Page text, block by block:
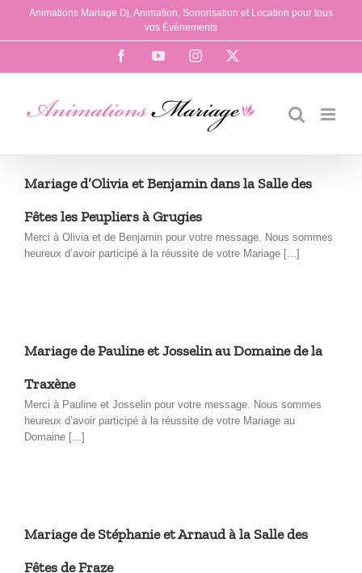
Passer
contenu
Animations Mariage Dj, Animation, Sonorisation et Location pour tous
vos Événements
FacebookYouTubeInstagram
Mariage d’Olivia et Benjamin dans la Salle des
Fêtes les Peupliers à Grugies
Merci à Olivia et de Benjamin pour votre message. Nous sommes
heureux d’avoir participé à la réussite de votre Mariage [...]
Mariage de Pauline et Josselin au Domaine de la
Traxène
Merci à Pauline et Josselin pour votre message. Nous sommes
heureux d’avoir participé à la réussite de votre Mariage au
Domaine [...]
Mariage de Stéphanie et Arnaud à la Salle des
Fêtes de Fraze